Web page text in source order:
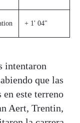
+ 1' 04"
intentaron
que las
este terreno
Aert, Trentin,